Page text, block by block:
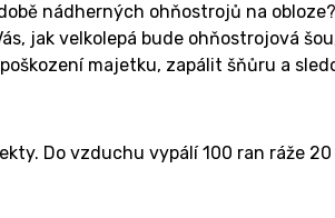
nádherných ohňostrojů na
jak velkolepá bude ohňostrojová
majetku, zapálit šňůru a
Do vzduchu vypálí 100 ran ráže